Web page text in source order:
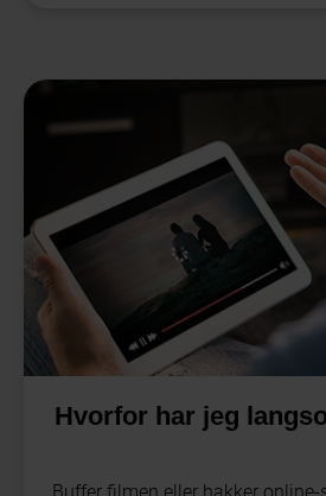
Hvorfor har jeg